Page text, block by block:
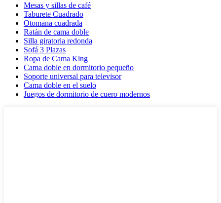
Mesas y sillas de café
Taburete Cuadrado
Otomana cuadrada
Ratán de cama doble
Silla giratoria redonda
Sofá 3 Plazas
Ropa de Cama King
Cama doble en dormitorio pequeño
Soporte universal para televisor
Cama doble en el suelo
Juegos de dormitorio de cuero modernos